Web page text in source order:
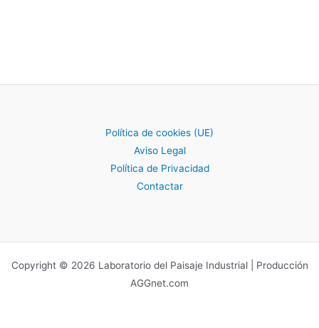
Política de cookies (UE)
Aviso Legal
Política de Privacidad
Contactar
Copyright © 2026 Laboratorio del Paisaje Industrial | Producción
AGGnet.com